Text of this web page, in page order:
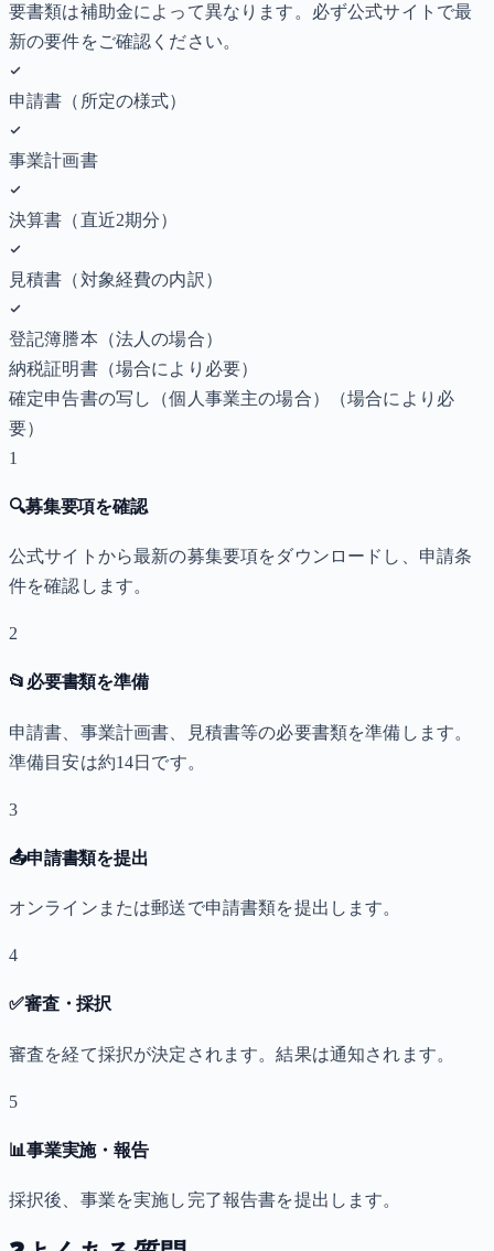
要書類は補助金によって異なります。必ず公式サイトで最
新の要件をご確認ください。
申請書（所定の様式）
事業計画書
決算書（直近2期分）
見積書（対象経費の内訳）
登記簿謄本（法人の場合）
納税証明書（場合により必要）
確定申告書の写し（個人事業主の場合）
（場合により必
要）
1
🔍募集要項を確認
公式サイトから最新の募集要項をダウンロードし、申請条
件を確認します。
2
📂 必要書類を準備
申請書、事業計画書、見積書等の必要書類を準備します。
準備目安は約14日です。
3
📤申請書類を提出
オンラインまたは郵送で申請書類を提出します。
4
✅審査・採択
審査を経て採択が決定されます。結果は通知されます。
5
📊事業実施・報告
採択後、事業を実施し完了報告書を提出します。